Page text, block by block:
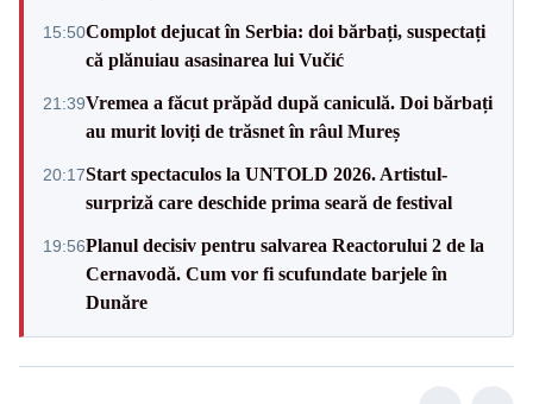
15:50Complot dejucat în Serbia: doi bărbați, suspectați
că plănuiau asasinarea lui Vučić
21:39Vremea a făcut prăpăd după caniculă. Doi bărbați
au murit loviți de trăsnet în râul Mureș
20:17Start spectaculos la UNTOLD 2026. Artistul-
surpriză care deschide prima seară de festival
19:56Planul decisiv pentru salvarea Reactorului 2 de la
Cernavodă. Cum vor fi scufundate barjele în
Dunăre